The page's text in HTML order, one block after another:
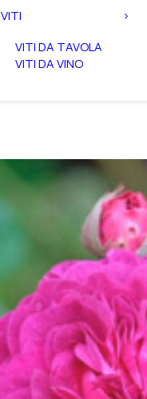
VITI
VITI DA TAVOLA
VITI DA VINO